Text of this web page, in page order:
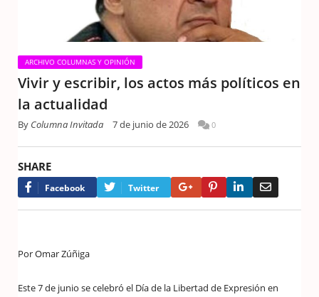
ARCHIVO COLUMNAS Y OPINIÓN
Vivir y escribir, los actos más políticos en
la actualidad
By Columna Invitada 7 de junio de 2026 0
SHARE
Facebook Twitter Google+PinterestLinkedIn
Por Omar Zúñiga
Este 7 de junio se celebró el Día de la Libertad de Expresión en